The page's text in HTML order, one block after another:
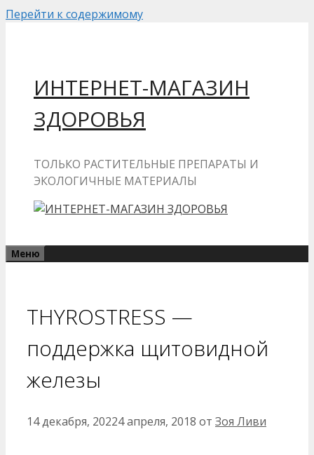
Перейти к содержимому
ИНТЕРНЕТ-МАГАЗИН
ЗДОРОВЬЯ
ТОЛЬКО РАСТИТЕЛЬНЫЕ ПРЕПАРАТЫ И
ЭКОЛОГИЧНЫЕ МАТЕРИАЛЫ
Меню
THYROSTRESS —
поддержка щитовидной
железы
14 декабря, 20224 апреля, 2018 от Зоя Ливи